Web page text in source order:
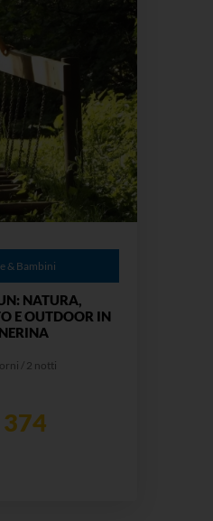
& Bambini
NATURA,
E OUTDOOR IN
/ 2 notti
374